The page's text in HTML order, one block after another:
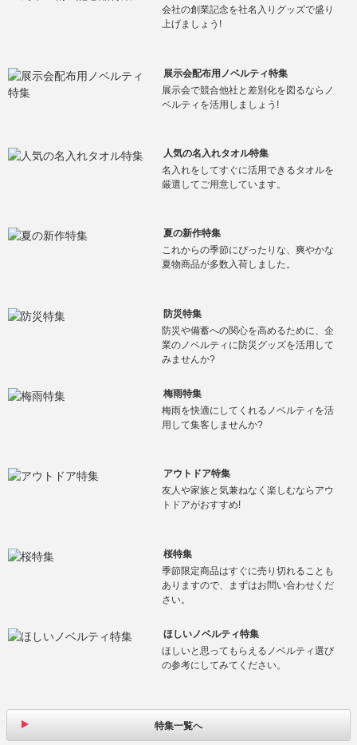
会社の創業記念を社名入りグッズで盛り
上げましょう!
展示会配布用ノベルティ特集
展示会で競合他社と差別化を図るならノ
ベルティを活用しましょう!
人気の名入れタオル特集
名入れをしてすぐに活用できるタオルを
厳選してご用意しています。
夏の新作特集
これからの季節にぴったりな、爽やかな
夏物商品が多数入荷しました。
防災特集
防災や備蓄への関心を高めるために、企
業のノベルティに防災グッズを活用して
みませんか?
梅雨特集
梅雨を快適にしてくれるノベルティを活
用して集客しませんか?
アウトドア特集
友人や家族と気兼ねなく楽しむならアウ
トドアがおすすめ!
桜特集
季節限定商品はすぐに売り切れることも
ありますので、まずはお問い合わせくだ
さい。
ほしいノベルティ特集
ほしいと思ってもらえるノベルティ選び
の参考にしてみてください。
特集一覧へ